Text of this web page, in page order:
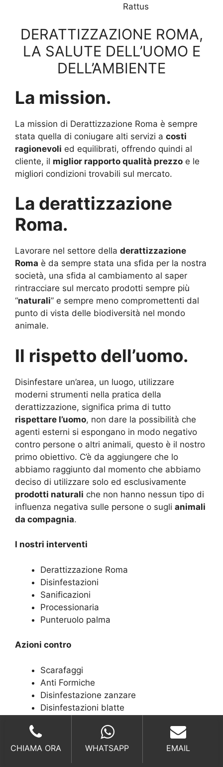
Rattus
DERATTIZZAZIONE ROMA,
LA SALUTE DELL’UOMO E
DELL’AMBIENTE
La mission.
La mission di Derattizzazione Roma è sempre
stata quella di coniugare alti servizi a costi
ragionevoli ed equilibrati, offrendo quindi al
cliente, il miglior rapporto qualità prezzo e le
migliori condizioni trovabili sul mercato.
La derattizzazione
Roma.
Lavorare nel settore della derattizzazione
Roma è da sempre stata una sfida per la nostra
società, una sfida al cambiamento al saper
rintracciare sul mercato prodotti sempre più
“naturali” e sempre meno compromettenti dal
punto di vista delle biodiversità nel mondo
animale.
Il rispetto dell’uomo.
Disinfestare un’area, un luogo, utilizzare
moderni strumenti nella pratica della
derattizzazione, significa prima di tutto
rispettare l’uomo, non dare la possibilità che
agenti esterni si espongano in modo negativo
contro persone o altri animali, questo è il nostro
primo obiettivo. C’è da aggiungere che lo
abbiamo raggiunto dal momento che abbiamo
deciso di utilizzare solo ed esclusivamente
prodotti naturali che non hanno nessun tipo di
influenza negativa sulle persone o sugli animali
da compagnia.
I nostri interventi
Derattizzazione Roma
Disinfestazioni
Sanificazioni
Processionaria
Punteruolo palma
Azioni contro
Scarafaggi
Anti Formiche
Disinfestazione zanzare
Disinfestazioni blatte
Chiamateci per
CHIAMA ORA WHATSAPP EMAIL